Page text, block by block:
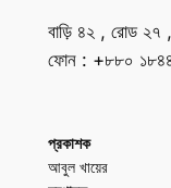
বাড়ি ৪২ , রোড ২৭ ,
ফোন : +৮৮০
প্রকাশক
আবুল খায়ের